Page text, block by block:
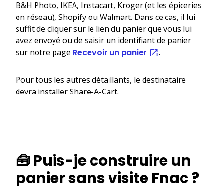
B&H Photo, IKEA, Instacart, Kroger (et les épiceries
en réseau), Shopify ou Walmart. Dans ce cas, il lui
suffit de cliquer sur le lien du panier que vous lui
avez envoyé ou de saisir un identifiant de panier
sur notre page Recevoir un panier .
Pour tous les autres détaillants, le destinataire
devra installer Share-A-Cart.
🧰 Puis-je construire un
panier sans visite Fnac ?